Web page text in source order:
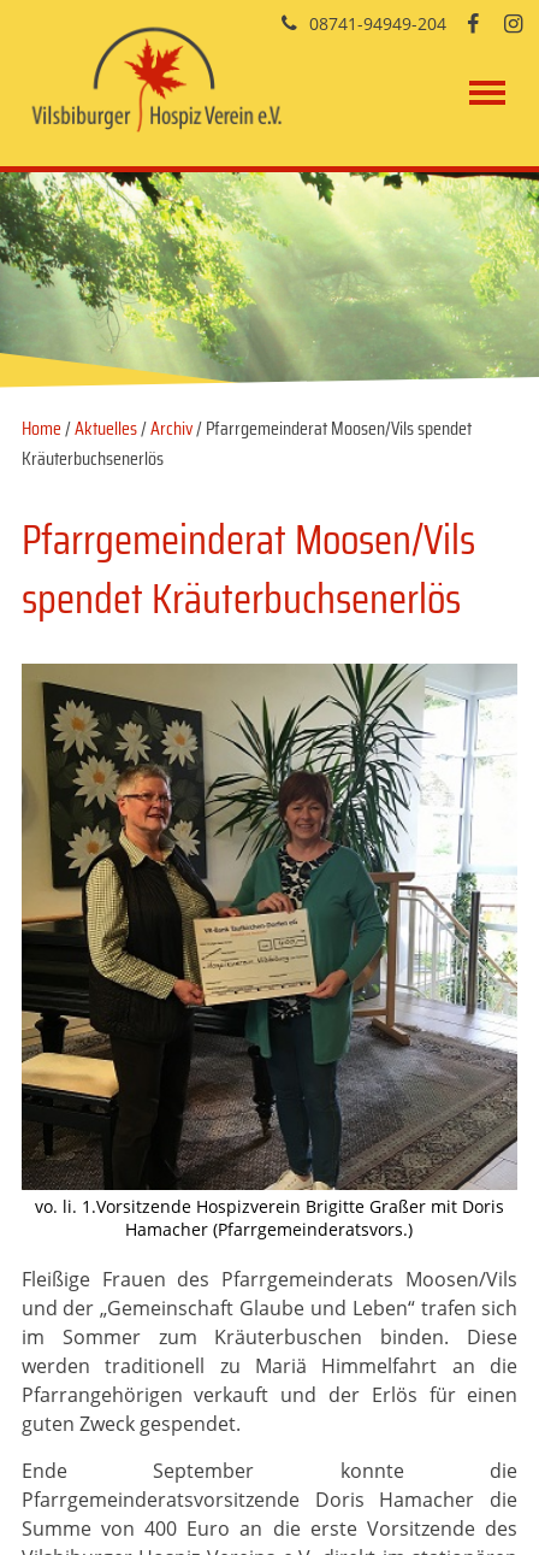
Home/Aktuelles/Archiv/ Pfarrgemeinderat Moosen/Vils spendet
Kräuterbuchsenerlös
Pfarrgemeinderat Moosen/Vils
spendet Kräuterbuchsenerlös
vo. li. 1.Vorsitzende Hospizverein Brigitte Graßer mit Doris
Hamacher (Pfarrgemeinderatsvors.)
Fleißige Frauen des Pfarrgemeinderats Moosen/Vils
und der „Gemeinschaft Glaube und Leben“ trafen sich
im Sommer zum Kräuterbuschen binden. Diese
werden traditionell zu Mariä Himmelfahrt an die
Pfarrangehörigen verkauft und der Erlös für einen
guten Zweck gespendet.
Ende September konnte die
Pfarrgemeinderatsvorsitzende Doris Hamacher die
Summe von 400 Euro an die erste Vorsitzende des
08741-94949-204  